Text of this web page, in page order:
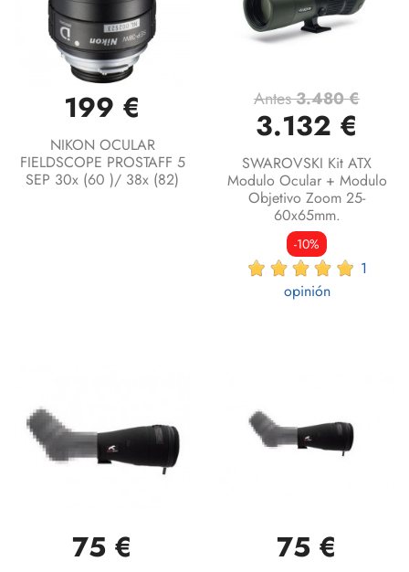
199 €
NIKON OCULAR
FIELDSCOPE PROSTAFF 5
SEP 30x (60 )/ 38x (82)
Antes3.480 €
3.132 €
SWAROVSKI Kit ATX
Modulo Ocular + Modulo
Objetivo Zoom 25-
60x65mm.
-10%
1
opinión
75 € 75 €